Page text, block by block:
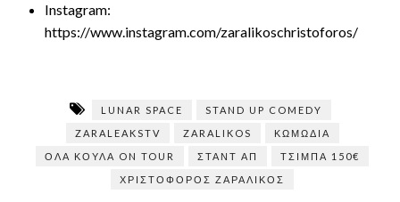
Instagram:
https://www.instagram.com/zaralikoschristoforos/
LUNAR SPACE
STAND UP COMEDY
ZARALEAKSTV
ZARALIKOS
ΚΩΜΩΔΊΑ
ΌΛΑ ΚΟΥΛΆ ON TOUR
ΣΤΑΝΤ ΑΠ
ΤΣΊΜΠΑ 150€
ΧΡΙΣΤΌΦΟΡΟΣ ΖΑΡΑΛΊΚΟΣ